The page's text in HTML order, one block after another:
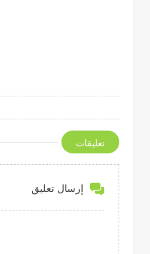
تعليقات
إرسال تعليق